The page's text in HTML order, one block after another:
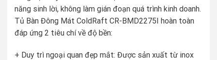
năng sinh lời, không làm gián đoạn quá trình kinh doanh.
Tủ Bàn Đông Mát ColdRaft CR-BMD2275I hoàn toàn
đáp ứng 2 tiêu chí về độ bền:
+ Duy trì ngoại quan đẹp mắt: Được sản xuất từ inox